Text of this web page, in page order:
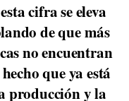
cifra se eleva
de que más
no encuentran
que ya está
producción y la